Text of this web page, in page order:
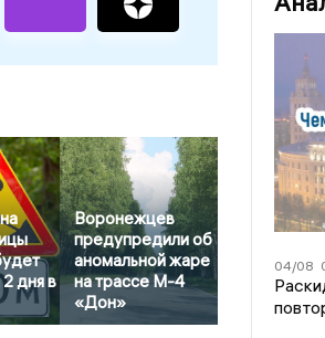
дня в
Воронежцев
предупредили об
аномальной жаре
на трассе М-4
«Дон»
04/08